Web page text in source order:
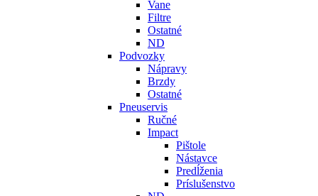
Vane
Filtre
Ostatné
ND
Podvozky
Nápravy
Brzdy
Ostatné
Pneuservis
Ručné
Impact
Pištole
Nástavce
Predĺženia
Príslušenstvo